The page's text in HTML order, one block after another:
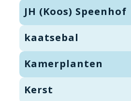
JH (Koos) Speenhof
kaatsebal
Kamerplanten
Kerst